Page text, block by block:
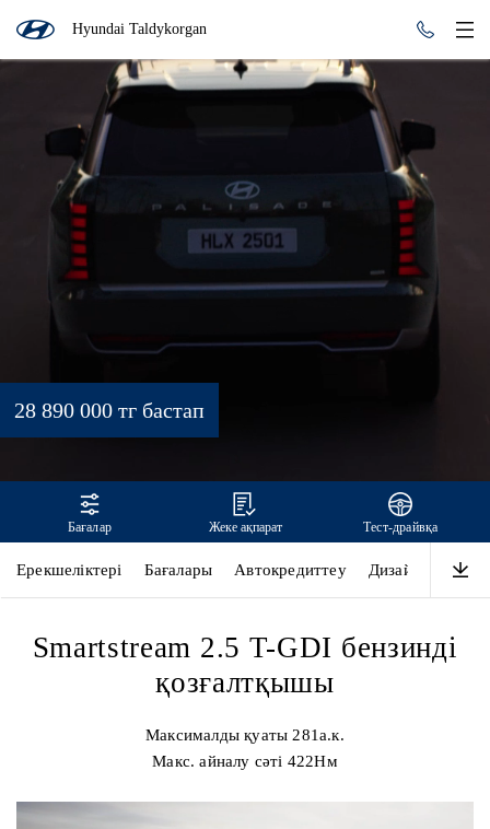
Hyundai Taldykorgan
Жаңа PALISADE
28 890 000 тг бастап
Бағалар Жеке ақпарат Тест-драйвқа
Ерекшеліктері Бағалары Автокредиттеу Дизайн
Smartstream 2.5 T-GDI бензинді
қозғалтқышы
Максималды қуаты 281а.к.
Макс. айналу сәті 422Нм